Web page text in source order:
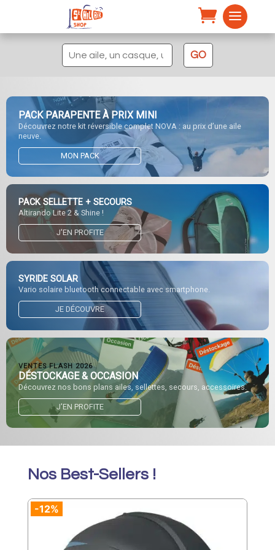
Recherche
pour :
GO
PACK PARAPENTE À PRIX MINI
Découvrez notre kit réversible complet NOVA : au prix d’une aile
neuve.
MON PACK
PACK SELLETTE + SECOURS
Altirando Lite 2 & Shine !
J'EN PROFITE
SYRIDE SOLAR
Vario solaire bluetooth connectable avec smartphone.
JE DÉCOUVRE
VENTES FLASH 2026
DÉSTOCKAGE & OCCASION
Découvrez nos bons plans ailes, sellettes, secours, accessoires.
J'EN PROFITE
Nos Best-Sellers !
-12%